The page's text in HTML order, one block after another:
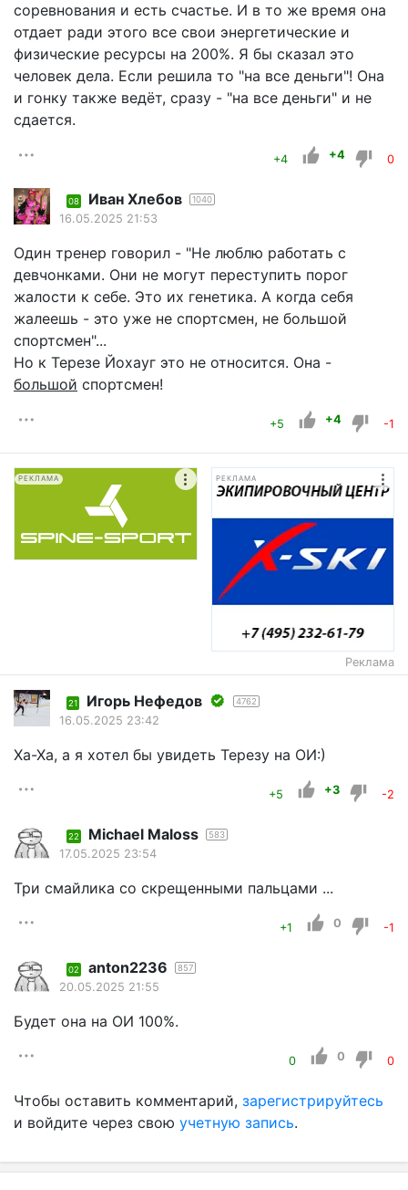
соревнования и есть счастье. И в то же время она
отдает ради этого все свои энергетические и
физические ресурсы на 200%. Я бы сказал это
человек дела. Если решила то "на все деньги"! Она
и гонку также ведёт, сразу - "на все деньги" и не
сдается.
+4 +4 0
08 Иван Хлебов 1040
16.05.2025 21:53
Один тренер говорил - "Не люблю работать с
девчонками. Они не могут переступить порог
жалости к себе. Это их генетика. А когда себя
жалеешь - это уже не спортсмен, не большой
спортсмен"...
Но к Терезе Йохауг это не относится. Она -
большой спортсмен!
+5 +4 -1
РЕКЛАМА РЕКЛАМА
Реклама
21 Игорь Нефедов 4762
16.05.2025 23:42
Ха-Ха, а я хотел бы увидеть Терезу на ОИ:)
+5 +3 -2
22 Michael Maloss 583
17.05.2025 23:54
Три смайлика со скрещенными пальцами ...
+1 0 -1
02 anton2236 857
20.05.2025 21:55
Будет она на ОИ 100%.
0 0 0
Чтобы оставить комментарий, зарегистрируйтесь
и войдите через свою учетную запись.